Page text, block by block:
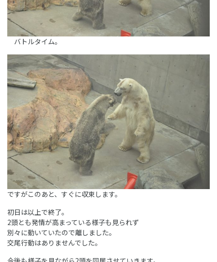
バトルタイム。
ですがこのあと、すぐに収束します。
初日は以上で終了。
2頭とも発情が高まっている様子も見られず
別々に動いていたので離しました。
交尾行動はありませんでした。